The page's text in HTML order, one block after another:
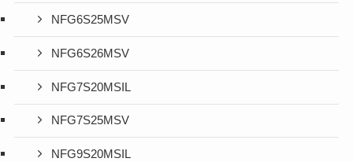
NFG6S25MSV
NFG6S26MSV
NFG7S20MSIL
NFG7S25MSV
NFG9S20MSIL